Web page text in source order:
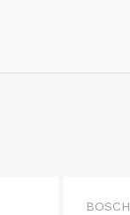
BOSCH